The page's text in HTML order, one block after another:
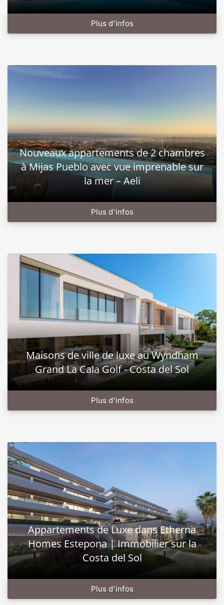
Plus d'infos
Nouveaux appartements de 2 chambres
à Mijas Pueblo avec vue imprenable sur
la mer – Aeli
Plus d'infos
Maisons de ville de luxe au Wyndham
Grand La Cala Golf - Costa del Sol
Plus d'infos
Appartements de Luxe dans Etherna
Homes Estepona | Immobilier sur la
Costa del Sol
Plus d'infos